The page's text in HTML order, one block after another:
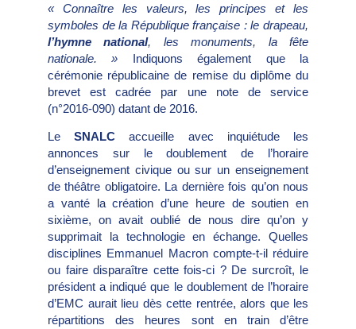
« Connaître les valeurs, les principes et les
symboles de la République française : le drapeau,
l’hymne national, les monuments, la fête
nationale. » Indiquons également que la
cérémonie républicaine de remise du diplôme du
brevet est cadrée par une note de service
(n°2016-090) datant de 2016.
LeSNALC accueille avec inquiétude les
annonces sur le doublement de l’horaire
d’enseignement civique ou sur un enseignement
de théâtre obligatoire. La dernière fois qu’on nous
a vanté la création d’une heure de soutien en
sixième, on avait oublié de nous dire qu’on y
supprimait la technologie en échange. Quelles
disciplines Emmanuel Macron compte-t-il réduire
ou faire disparaître cette fois-ci ? De surcroît, le
président a indiqué que le doublement de l’horaire
d’EMC aurait lieu dès cette rentrée, alors que les
répartitions des heures sont en train d’être